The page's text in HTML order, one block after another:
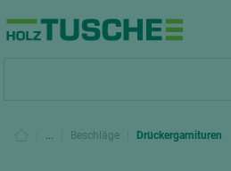
... Beschläge Drückergarnituren